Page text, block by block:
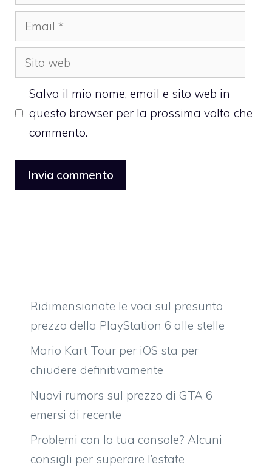
Email
Sito
web
Salva il mio nome, email e sito web in
questo browser per la prossima volta che
commento.
Ridimensionate le voci sul presunto
prezzo della PlayStation 6 alle stelle
Mario Kart Tour per iOS sta per
chiudere definitivamente
Nuovi rumors sul prezzo di GTA 6
emersi di recente
Problemi con la tua console? Alcuni
consigli per superare l’estate